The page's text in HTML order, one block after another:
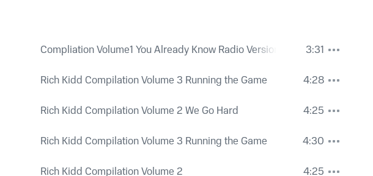
Compliation Volume1 You Already Know Radio Version
3:31
Rich Kidd Compilation Volume 3 Running the Game
4:28
Rich Kidd Compilation Volume 2 We Go Hard
4:25
Rich Kidd Compilation Volume 3 Running the Game
4:30
Rich Kidd Compilation Volume 2 4:25